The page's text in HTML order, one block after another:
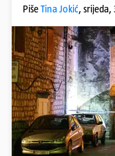
PišeTina Jokić, srijeda,